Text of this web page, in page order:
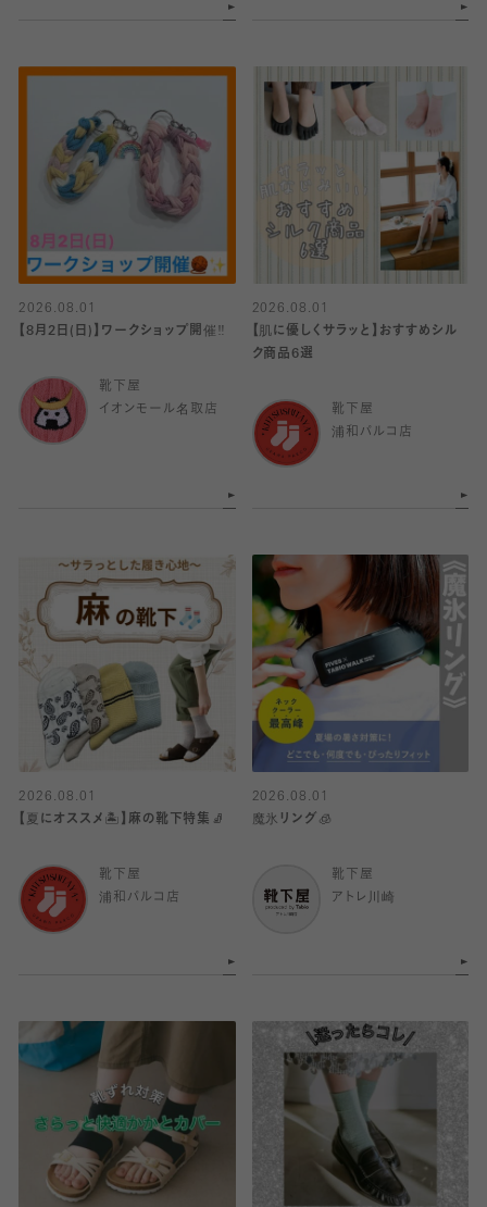
2026.08.01
【8月2日(日)】ワークショップ開催‼️
靴下屋
イオンモール名取店
2026.08.01
【肌に優しくサラッと】おすすめシル
ク商品6選
靴下屋
浦和パルコ店
2026.08.01
【夏にオススメ🏝️】麻の靴下特集🧦
靴下屋
浦和パルコ店
2026.08.01
魔氷リング🧊
靴下屋
アトレ川崎